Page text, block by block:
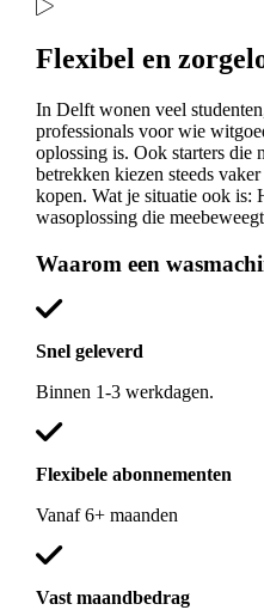
Flexibel en
In Delft wonen veel
professionals voor wie
oplossing is. Ook starters die
betrekken kiezen steeds
kopen. Wat je situatie ook is:
wasoplossing die
Waarom een
Snel geleverd
Binnen 1-3 werkdagen.
Flexibele abonnementen
Vanaf 6+ maanden
Vast maandbedrag